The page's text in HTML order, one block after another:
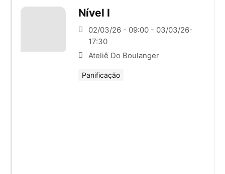
Nível I
02/03/26 - 09:00 - 03/03/26-
17:30
Ateliê Do Boulanger
Panificação